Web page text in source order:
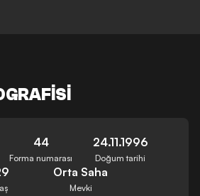
44
Forma numarası
24.11.1996
Doğum tarihi
Orta Saha
Mevki